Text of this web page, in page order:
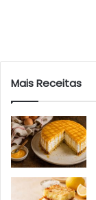
Mais Receitas